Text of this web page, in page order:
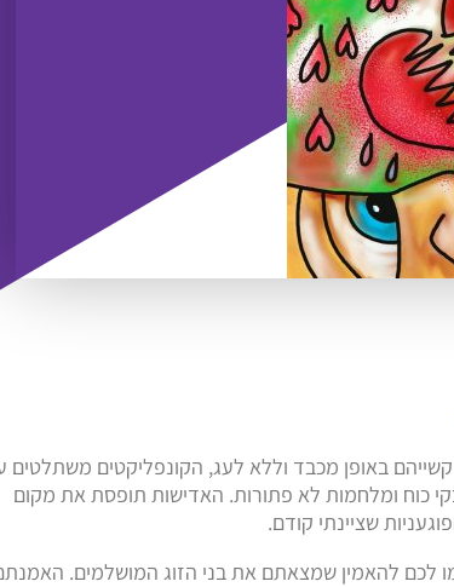
באופן מכבד וללא לעג, הקונפליקטים משתלטים
כוח ומלחמות לא פתורות. האדישות תופסת את מקום
שציינתי קודם.
לכם להאמין שמצאתם את בני הזוג המושלמים.